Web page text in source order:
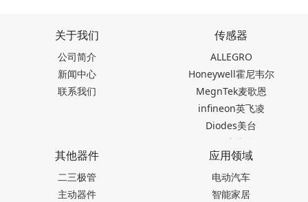
关于我们
公司简介
新闻中心
联系我们
传感器
ALLEGRO
Honeywell霍尼韦尔
MegnTek麦歌恩
infineon英飞凌
Diodes美台
TDK东电化
SEIKO精工
Akm旭化成
Melexis迈来芯
其他器件
二三极管
主动器件
应用领域
电动汽车
智能家居